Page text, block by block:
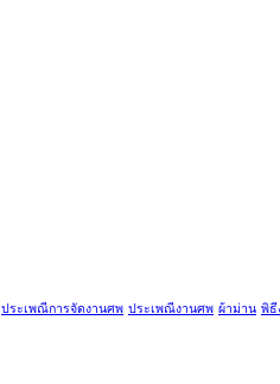
ประเพณีการจัดงานศพ ประเพณีงานศพ ผ้าม่าน พิธี